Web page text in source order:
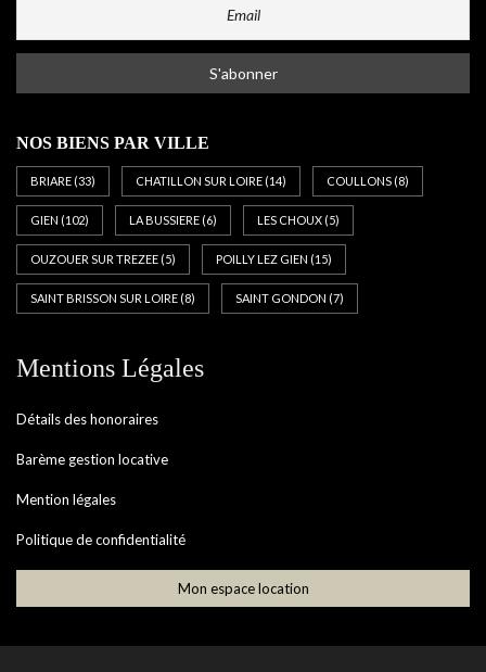
NOS BIENS PAR VILLE
BRIARE (33) CHATILLON SUR LOIRE (14) COULLONS (8)
GIEN (102) LA BUSSIERE (6) LES CHOUX (5)
OUZOUER SUR TREZEE (5) POILLY LEZ GIEN (15)
SAINT BRISSON SUR LOIRE (8) SAINT GONDON (7)
Mentions Légales
Détails des honoraires
Barème gestion locative
Mention légales
Politique de confidentialité
Mon espace location